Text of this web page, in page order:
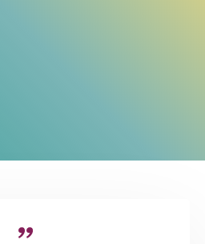
Ärztehäuser und viele mehr